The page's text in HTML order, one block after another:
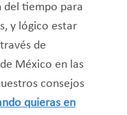
del tiempo para
y lógico estar
de
México en las
consejos
quieras en